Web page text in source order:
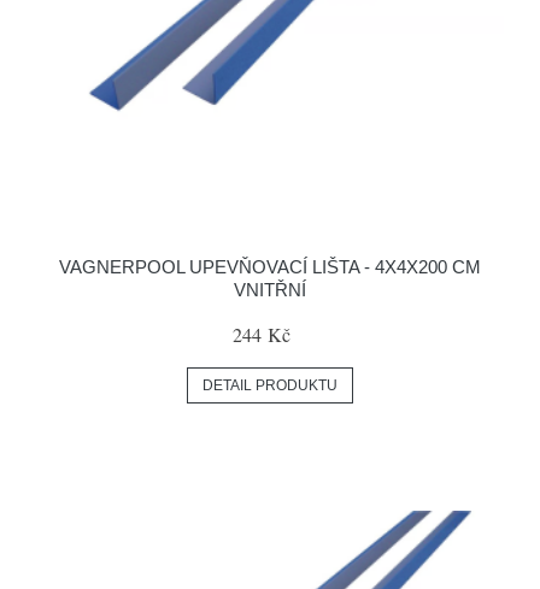
VAGNERPOOL UPEVŇOVACÍ LIŠTA - 4X4X200 CM
VNITŘNÍ
244 Kč
DETAIL PRODUKTU